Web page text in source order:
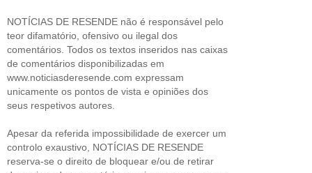
NOTÍCIAS DE RESENDE não é responsável pelo
teor difamatório, ofensivo ou ilegal dos
comentários. Todos os textos inseridos nas caixas
de comentários disponibilizadas em
www.noticiasderesende.com expressam
unicamente os pontos de vista e opiniões dos
seus respetivos autores.
Apesar da referida impossibilidade de exercer um
controlo exaustivo, NOTÍCIAS DE RESENDE
reserva-se o direito de bloquear e/ou de retirar